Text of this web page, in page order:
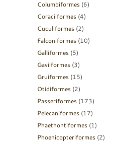
Columbiformes (6)
Coraciiformes (4)
Cuculiformes (2)
Falconiformes (10)
Galliformes (5)
Gaviiformes (3)
Gruiformes (15)
Otidiformes (2)
Passeriformes (173)
Pelecaniformes (17)
Phaethontiformes (1)
Phoenicopteriformes (2)